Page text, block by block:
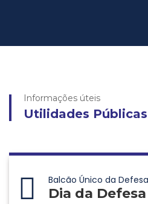
Informações úteis
Utilidades Públicas
Balcão Único da Defesa
Dia da